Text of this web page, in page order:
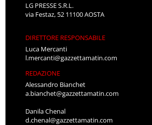
LG PRESSE S.R.L.
via Festaz, 52 11100 AOSTA
DIRETTORE RESPONSABILE
Luca Mercanti
l.mercanti@gazzettamatin.com
REDAZIONE
Alessandro Bianchet
a.bianchet@gazzettamatin.com
Danila Chenal
d.chenal@gazzettamatin.com